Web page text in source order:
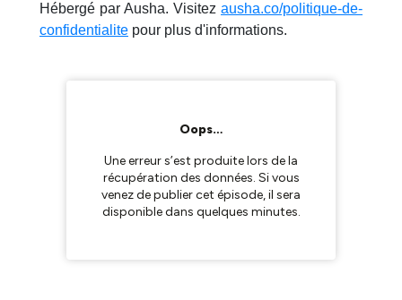
Hébergé par Ausha. Visitez ausha.co/politique-de-
confidentialite pour plus d'informations.